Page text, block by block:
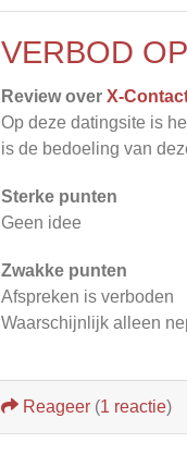
VERBOD
Review over X-
Op deze datingsite is
is de bedoeling van
Sterke punten
Geen idee
Zwakke punten
Afspreken is verboden
Waarschijnlijk alleen
Reageer (1 reactie)